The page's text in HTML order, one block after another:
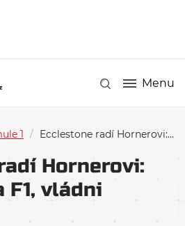
Menu
1 / Ecclestone radí Hornerovi: Zapomeň na F1, vládni MotoGP!
Hornerovi:
F1, vládni